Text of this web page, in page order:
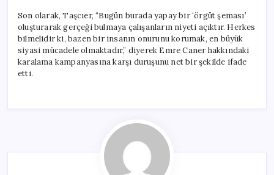
Son olarak, Taşcıer, “Bugün burada yapay bir ‘örgüt şeması’
oluşturarak gerçeği bulmaya çalışanların niyeti açıktır. Herkes
bilmelidir ki, bazen bir insanın onurunu korumak, en büyük
siyasi mücadele olmaktadır,” diyerek Emre Caner hakkındaki
karalama kampanyasına karşı duruşunu net bir şekilde ifade
etti.